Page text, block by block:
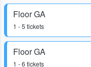
Floor GA
1 - 5 tickets
Floor GA
1 - 6 tickets